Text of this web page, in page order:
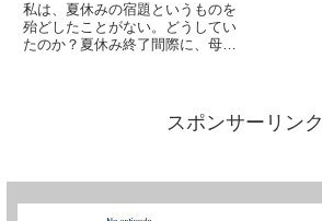
私は、夏休みの宿題というものを
殆どしたことがない。どうしてい
たのか？夏休み終了間際に、母が
いた記憶がある。自由課題は？母
が夏休み最後の日に雑誌を見てスポンサーリンク